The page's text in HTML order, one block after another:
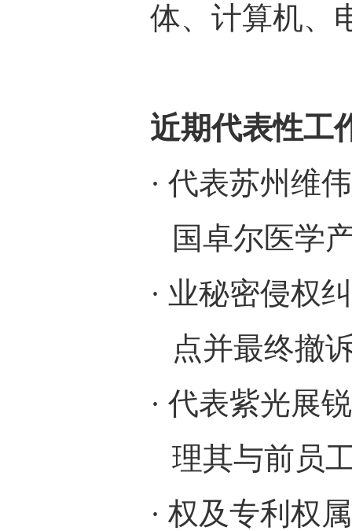
体、计算机、
近期代表性工
· 代表苏州维
国卓尔医学
· 业秘密侵权
点并最终撤
· 代表紫光展
理其与前员
· 权及专利权